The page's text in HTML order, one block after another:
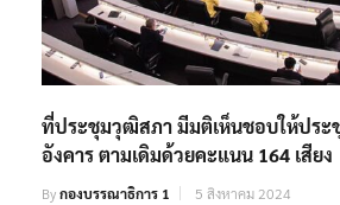
ที่ประชุมวุฒิสภา มีมติเห็นชอบให้ประ
อังคาร ตามเดิมด้วยคะแนน 164 เสียง
Byกองบรรณาธิการ 1 5 สิงหาคม 2024